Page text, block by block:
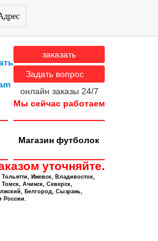
заказать
Задать вопрос
онлайн заказы 24/7
Мы сейчас работаем
Магазин футболок
уточняйте.
Ижевск, Владивосток,
Ачинск, Северск,
Белгород, Сызрань,
России.